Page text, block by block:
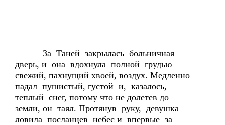
За Таней закрылась больничная
дверь, и она вдохнула полной грудью
свежий, пахнущий хвоей, воздух. Медленно
падал пушистый, густой и, казалось,
теплый снег, потому что не долетев до
земли, он таял. Протянув руку, девушка
ловила посланцев небес и впервые за